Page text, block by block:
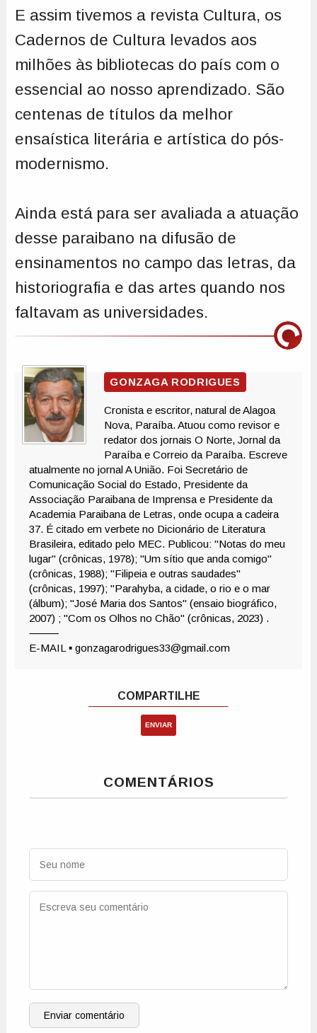
E assim tivemos a revista Cultura, os
Cadernos de Cultura levados aos
milhões às bibliotecas do país com o
essencial ao nosso aprendizado. São
centenas de títulos da melhor
ensaística literária e artística do pós-
modernismo.
Ainda está para ser avaliada a atuação
desse paraibano na difusão de
ensinamentos no campo das letras, da
historiografia e das artes quando nos
faltavam as universidades.
ENVIAR
COMENTÁRIOS
Enviar comentário